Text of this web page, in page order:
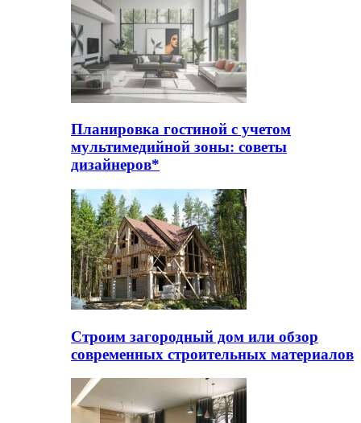
Планировка гостиной с учетом
мультимедийной зоны: советы
дизайнеров*
Строим загородный дом или обзор
современных строительных материалов